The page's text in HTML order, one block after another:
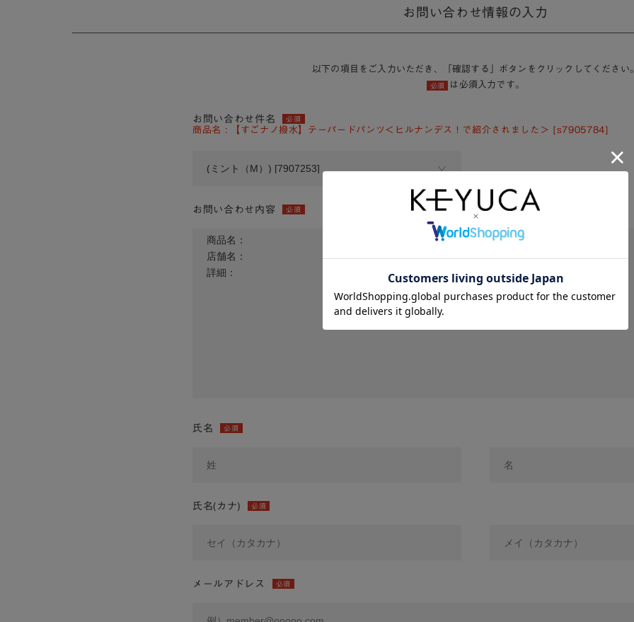
お問い合わせ情報の入力
以下の項目をご入力いただき、「確認する」ボタンをクリックしてください
必須 は必須入力です。
お問い合わせ件名 必須
商品名 : 【すごナノ撥水】テーパードパンツ＜ヒルナンデス！で紹介されました＞ [s7905784]
お問い合わせ内容 必須
氏名 必須
氏名(カナ) 必須
メールアドレス 必須